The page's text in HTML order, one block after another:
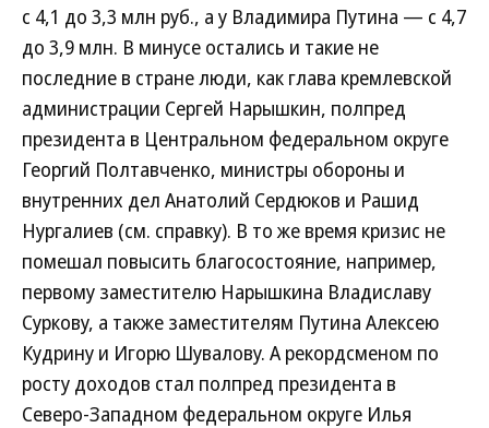
с 4,1 до 3,3 млн руб., а у Владимира Путина — с 4,7
до 3,9 млн. В минусе остались и такие не
последние в стране люди, как глава кремлевской
администрации Сергей Нарышкин, полпред
президента в Центральном федеральном округе
Георгий Полтавченко, министры обороны и
внутренних дел Анатолий Сердюков и Рашид
Нургалиев (см. справку). В то же время кризис не
помешал повысить благосостояние, например,
первому заместителю Нарышкина Владиславу
Суркову, а также заместителям Путина Алексею
Кудрину и Игорю Шувалову. А рекордсменом по
росту доходов стал полпред президента в
Северо-Западном федеральном округе Илья